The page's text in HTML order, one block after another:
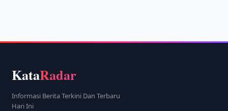
KataRadar
Informasi Berita Terkini Dan Terbaru
Hari Ini